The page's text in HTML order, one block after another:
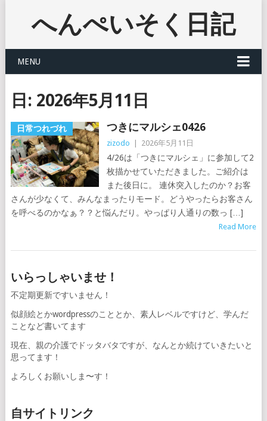
へんぺいそく日記
MENU
日: 2026年5月11日
日常つれづれ つきにマルシェ0426
zizodo 2026年5月11日
4/26は「つきにマルシェ」に参加して2
枚描かせていただきました。ご紹介は
また後日に。 連休突入したのか？お客
さんが少なくて、みんなまったりモード。どうやったらお客さん
を呼べるのかなぁ？？と悩んだり。やっぱり人通りの数っ […]
Read More
いらっしゃいませ！
不定期更新ですいません！
似顔絵とかwordpressのこととか、素人レベルですけど、学んだ
ことなど書いてます
現在、親の介護でドッタバタですが、なんとか続けていきたいと
思ってます！
よろしくお願いしま〜す！
自サイトリンク